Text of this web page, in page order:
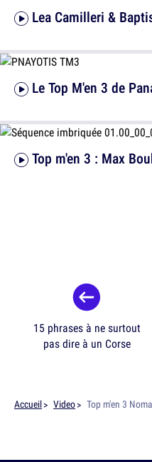
Le Top M'en 3 de
Lea Camilleri &
Top m'en 3 : Max
15 phrases à ne surtout
pas dire à un Corse
Accueil Video Top m'en 3